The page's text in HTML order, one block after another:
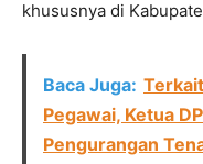
khususnya di
Baca Juga:
Pegawai, Ketua
Pengurangan